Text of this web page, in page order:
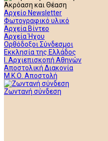
Ακρόαση και Θέαση
Αρχείο Newsletter
Φωτογραφικό υλικό
Αρχεία Βίντεο
Αρχεία Ήχου
Ορθόδοξοι Σύνδεσμοι
Εκκλησία της Ελλάδος
Ι. Αρχιεπισκοπή Αθηνών
Αποστολική Διακονία
Μ.Κ.Ο. Αποστολή
Ζωντανή σύνδεση